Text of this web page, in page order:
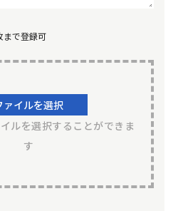
まで登録可
ァイルを選択
ルを選択することができま
す